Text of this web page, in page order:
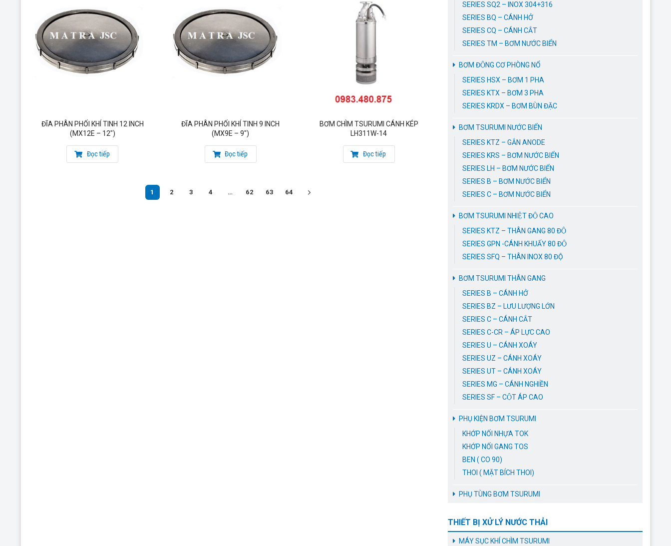
ĐĨA PHÂN PHỐI KHÍ TINH 12 INCH
(MX12E – 12″)
Đọc tiếp
ĐĨA PHÂN PHỐI KHÍ TINH 9 INCH
(MX9E – 9″)
Đọc tiếp
BƠM CHÌM TSURUMI CÁNH KÉP
LH311W-14
Đọc tiếp
1 2 3 4 … 62 63 64
SERIES SQ2 – INOX 304+316
SERIES BQ – CÁNH HỞ
SERIES CQ – CÁNH CẮT
SERIES TM – BƠM NƯỚC BIỂN
BƠM ĐỘNG CƠ PHÒNG NỔ
SERIES HSX – BƠM 1 PHA
SERIES KTX – BƠM 3 PHA
SERIES KRDX – BƠM BÙN ĐẶC
BƠM TSURUMI NƯỚC BIỂN
SERIES KTZ – GẮN ANODE
SERIES KRS – BƠM NƯỚC BIỂN
SERIES LH – BƠM NƯỚC BIỂN
SERIES B – BƠM NƯỚC BIỂN
SERIES C – BƠM NƯỚC BIỂN
BƠM TSURUMI NHIỆT ĐỘ CAO
SERIES KTZ – THÂN GANG 80 ĐỘ
SERIES GPN -CÁNH KHUẤY 80 ĐỘ
SERIES SFQ – THÂN INOX 80 ĐỘ
BƠM TSURUMI THÂN GANG
SERIES B – CÁNH HỞ
SERIES BZ – LƯU LƯỢNG LỚN
SERIES C – CÁNH CẮT
SERIES C-CR – ÁP LỰC CAO
SERIES U – CÁNH XOÁY
SERIES UZ – CÁNH XOÁY
SERIES UT – CÁNH XOÁY
SERIES MG – CÁNH NGHIỀN
SERIES SF – CỘT ÁP CAO
PHỤ KIỆN BƠM TSURUMI
KHỚP NỐI NHỰA TOK
KHỚP NỐI GANG TOS
BEN ( CO 90)
THOI ( MẶT BÍCH THOI)
PHỤ TÙNG BƠM TSURUMI
THIẾT BỊ XỬ LÝ NƯỚC THẢI
MÁY SỤC KHÍ CHÌM TSURUMI